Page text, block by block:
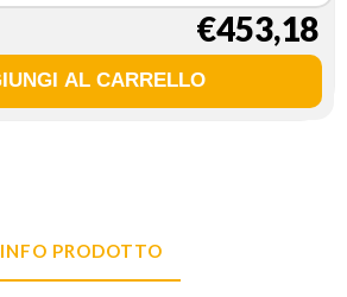
€453,18
INFO PRODOTTO